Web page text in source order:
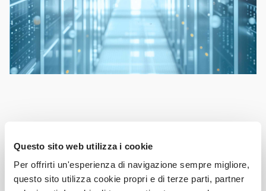
Questo sito web utilizza i cookie
Per offrirti un'esperienza di navigazione sempre migliore,
questo sito utilizza cookie propri e di terze parti, partner
Trova il tuo dominio